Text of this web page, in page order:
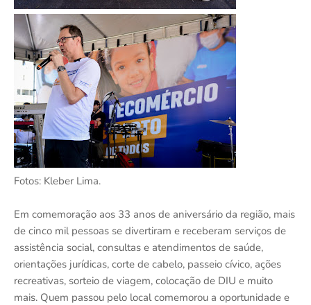
Fotos: Kleber Lima.
Em comemoração aos 33 anos de aniversário da região, mais
de cinco mil pessoas se divertiram e receberam serviços de
assistência social, consultas e atendimentos de saúde,
orientações jurídicas, corte de cabelo, passeio cívico, ações
recreativas, sorteio de viagem, colocação de DIU e muito
mais. Quem passou pelo local comemorou a oportunidade e